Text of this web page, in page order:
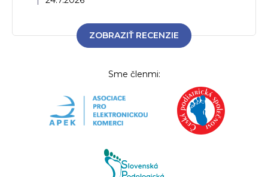
ZOBRAZIŤ RECENZIE
Sme členmi: